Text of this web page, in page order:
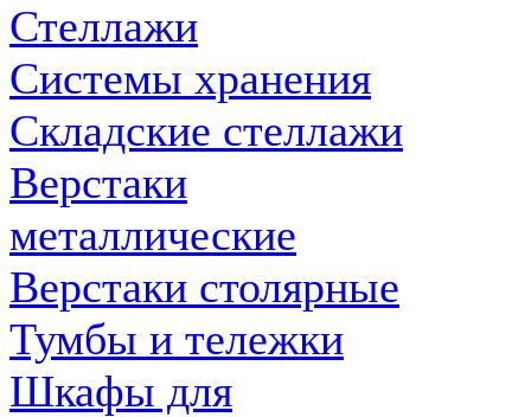
Стеллажи
Системы хранения
Складские стеллажи
Верстаки
металлические
Верстаки столярные
Тумбы и тележки
Шкафы для